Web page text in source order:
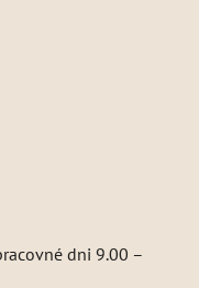
dni 9.00 –